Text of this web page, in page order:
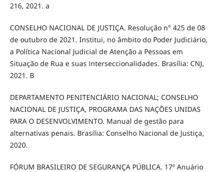
216, 2021. a
CONSELHO NACIONAL DE JUSTIÇA. Resolução n° 425 de 08
de outubro de 2021. Institui, no âmbito do Poder Judiciário,
a Política Nacional Judicial de Atenção a Pessoas em
Situação de Rua e suas interseccionalidades. Brasília: CNJ,
2021. B
DEPARTAMENTO PENITENCIÁRIO NACIONAL; CONSELHO
NACIONAL DE JUSTIÇA, PROGRAMA DAS NAÇÕES UNIDAS
PARA O DESENVOLVIMENTO. Manual de gestão para
alternativas penais. Brasília: Conselho Nacional de Justiça,
2020.
FÓRUM BRASILEIRO DE SEGURANÇA PÚBLICA. 17º Anuário